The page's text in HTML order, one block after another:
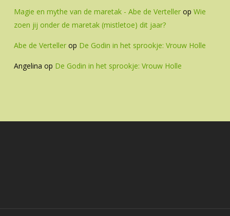
Magie en mythe van de maretak - Abe de Vertellerop Wie
zoen jij onder de maretak (mistletoe) dit jaar?
Abe de Vertellerop De Godin in het sprookje: Vrouw Holle
Angelina op De Godin in het sprookje: Vrouw Holle